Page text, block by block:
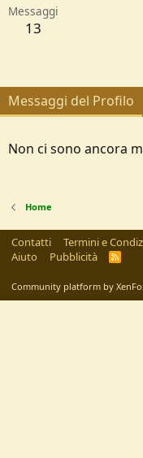
Messaggi
13
Messaggi del Profilo
Non ci sono ancora
Home
Contatti Termini e
Aiuto
Pubblicità
R
Community platform by